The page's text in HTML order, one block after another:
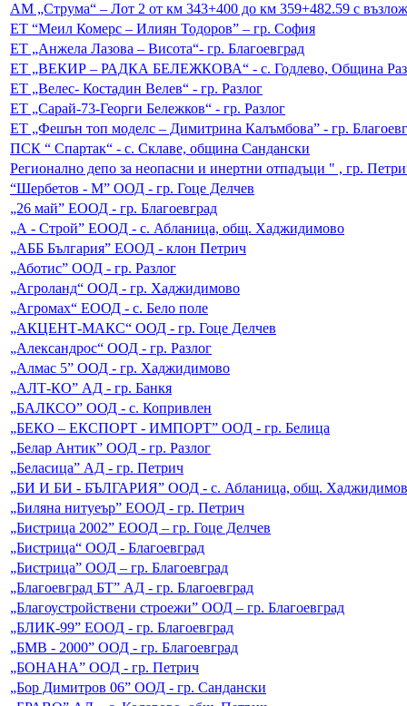
АМ „Струма“ – Лот 2 от км 343+400 до км 359+482.59 с
ЕТ “Меил Комерс – Илиян Тодоров” – гр. София
ЕТ „Анжела Лазова – Висота“- гр. Благоевград
ЕТ „ВЕКИР – РАДКА БЕЛЕЖКОВА“ - с. Годлево, Община
ЕТ „Велес- Костадин Велев“ - гр. Разлог
ЕТ „Сарай-73-Георги Бележков“ - гр. Разлог
ЕТ „Фешън топ моделс – Димитрина Калъмбова” - гр.
ПСК “ Спартак“ - с. Склаве, община Сандански
Регионално депо за неопасни и инертни отпадъци " , гр.
“Шербетов - М” ООД - гр. Гоце Делчев
„26 май” ЕООД - гр. Благоевград
„А - Строй” ЕООД - с. Абланица, общ. Хаджидимово
„АББ България” ЕООД - клон Петрич
„Аботис” ООД - гр. Разлог
„Агроланд“ ООД - гр. Хаджидимово
„Агромах“ ЕООД - с. Бело поле
„АКЦЕНТ-МАКС“ ООД - гр. Гоце Делчев
„Александрос“ ООД - гр. Разлог
„Алмас 5” ООД - гр. Хаджидимово
„АЛТ-КО” АД - гр. Банкя
„БАЛКСО” ООД - с. Копривлен
„БЕКО – ЕКСПОРТ - ИМПОРТ” ООД - гр. Белица
„Белар Антик” ООД - гр. Разлог
„Беласица” АД - гр. Петрич
„БИ И БИ - БЪЛГАРИЯ” ООД - с. Абланица, общ.
„Биляна нитуеър” ЕООД - гр. Петрич
„Бистрица 2002” ЕООД – гр. Гоце Делчев
„Бистрица“ ООД - Благоевград
„Бистрица” ООД – гр. Благоевград
„Благоевград БТ” АД - гр. Благоевград
„Благоустройствени строежи” ООД – гр. Благоевград
„БЛИК-99” ЕООД - гр. Благоевград
„БМВ - 2000” ООД - гр. Благоевград
„БОНАНА” ООД - гр. Петрич
„Бор Димитров 06” ООД - гр. Сандански